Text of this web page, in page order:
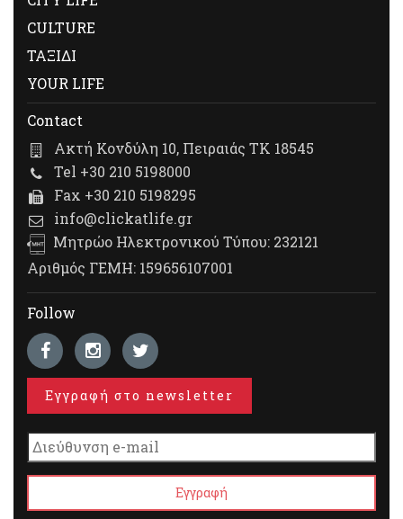
CULTURE
ΤΑΞΙΔΙ
YOUR LIFE
Contact
Ακτή Κονδύλη 10, Πειραιάς ΤΚ 18545
Tel +30 210 5198000
Fax +30 210 5198295
info@clickatlife.gr
Μητρώο Ηλεκτρονικού Τύπου: 232121
Αριθμός ΓΕΜΗ: 159656107001
Follow
Εγγραφή στο newsletter